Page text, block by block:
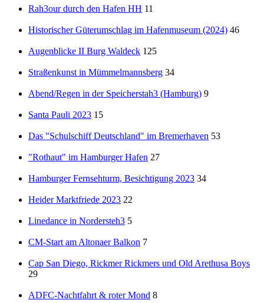
Rah3our durch den Hafen HH 11
Historischer Güterumschlag im Hafenmuseum (2024) 46
Augenblicke II Burg Waldeck 125
Straßenkunst in Mümmelmannsberg 34
Abend/Regen in der Speicherstah3 (Hamburg) 9
Santa Pauli 2023 15
Das "Schulschiff Deutschland" im Bremerhaven 53
"Rothaut" im Hamburger Hafen 27
Hamburger Fernsehturm, Besichtigung 2023 34
Heider Marktfriede 2023 22
Linedance in Nordersteh3 5
CM-Start am Altonaer Balkon 7
Cap San Diego, Rickmer Rickmers und Old Arethusa Boys
29
ADFC-Nachtfahrt & roter Mond 8